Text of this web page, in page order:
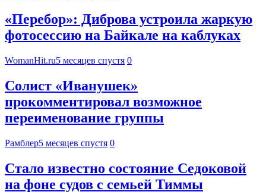
«Перебор»: Диброва устроила жаркую
фотосессию на Байкале на каблуках
WomanHit.ru5 месяцев спустя 0
Солист «Иванушек»
прокомментировал возможное
переименование группы
Рамблер5 месяцев спустя 0
Стало известно состояние Седоковой
на фоне судов с семьей Тиммы